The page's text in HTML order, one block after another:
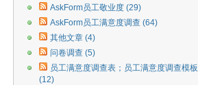
AskForm员工敬业度 (29)
AskForm员工满意度调查 (64)
其他文章 (4)
问卷调查 (5)
员工满意度调查表；员工满意度调查模板
(12)